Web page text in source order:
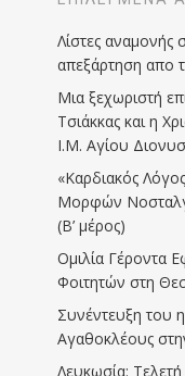
Λίστες αναμονής
απεξάρτηση απο
Μια ξεχωριστή
Τσιάκκας και η
Ι.Μ. Αγίου
«Καρδιακός
Μορφών
(Β’ μέρος)
Ομιλία Γέροντα
Φοιτητών στη
Συνέντευξη του
Αγαθοκλέους
Λευκωσία: